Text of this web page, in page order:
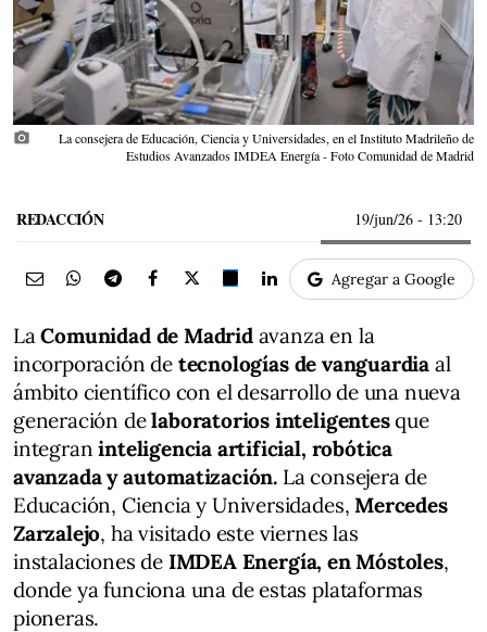
photo_camera
La consejera de Educación, Ciencia y Universidades, en el Instituto Madrileño de
Estudios Avanzados IMDEA Energía - Foto Comunidad de Madrid
REDACCIÓN 19/jun/26 - 13:20
Agregar a Google
LaComunidad de Madridavanza en la
incorporación de tecnologías de vanguardia al
ámbito científico con el desarrollo de una nueva
generación delaboratorios inteligentesque
integraninteligencia artificial, robótica
avanzada y automatización. La consejera de
Educación, Ciencia y Universidades,Mercedes
Zarzalejo, ha visitado este viernes las
instalaciones de IMDEA Energía, en Móstoles,
donde ya funciona una de estas plataformas
pioneras.